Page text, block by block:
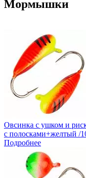
Мормышки
Овсинка с ушком и
с полосками+желтый /
Подробнее